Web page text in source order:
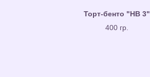
Торт-бенто "HB 3"
400 гр.